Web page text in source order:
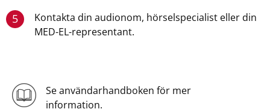
5
Kontakta din audionom, hörselspecialist eller din
MED-EL-representant.
Se användarhandboken för mer
information.